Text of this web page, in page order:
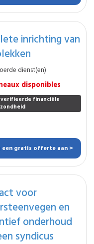
inrichting van
dienst(en)
disponibles
financiële
een gratis offerte aan >
voor
en
onderhoud
syndicus